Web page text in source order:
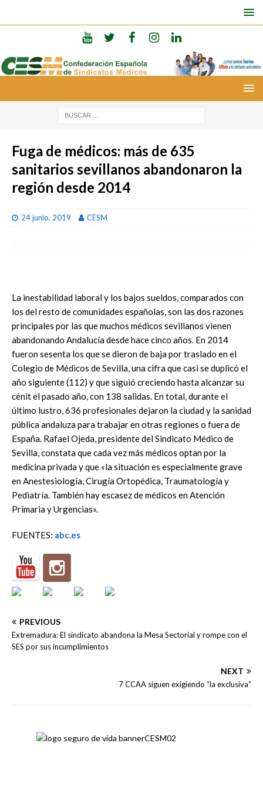
Fuga de médicos: más de 635
sanitarios sevillanos abandonaron la
región desde 2014
24 junio, 2019 CESM
La inestabilidad laboral y los bajos sueldos, comparados con
los del resto de comunidades españolas, son las dos razones
principales por las que muchos médicos sevillanos vienen
abandonando Andalucía desde hace cinco años. En 2014
fueron sesenta los que se dieron de baja por traslado en el
Colegio de Médicos de Sevilla, una cifra que casi se duplicó el
año siguiente (112) y que siguió creciendo hasta alcanzar su
cénit el pasado año, con 138 salidas. En total, durante el
último lustro, 636 profesionales dejaron la ciudad y la sanidad
pública andaluza para trabajar en otras regiones o fuera de
España. Rafael Ojeda, presidente del Sindicato Médico de
Sevilla, constata que cada vez más médicos optan por la
medicina privada y que «la situación es especialmente grave
en Anestesiología, Cirugía Ortopédica, Traumatología y
Pediatría. También hay escasez de médicos en Atención
Primaria y Urgencias».
FUENTES: abc.es
PREVIOUS
Extremadura: El sindicato abandona la Mesa Sectorial y rompe con el
SES por sus incumplimientos
NEXT
7 CCAA siguen exigiendo “la exclusiva”